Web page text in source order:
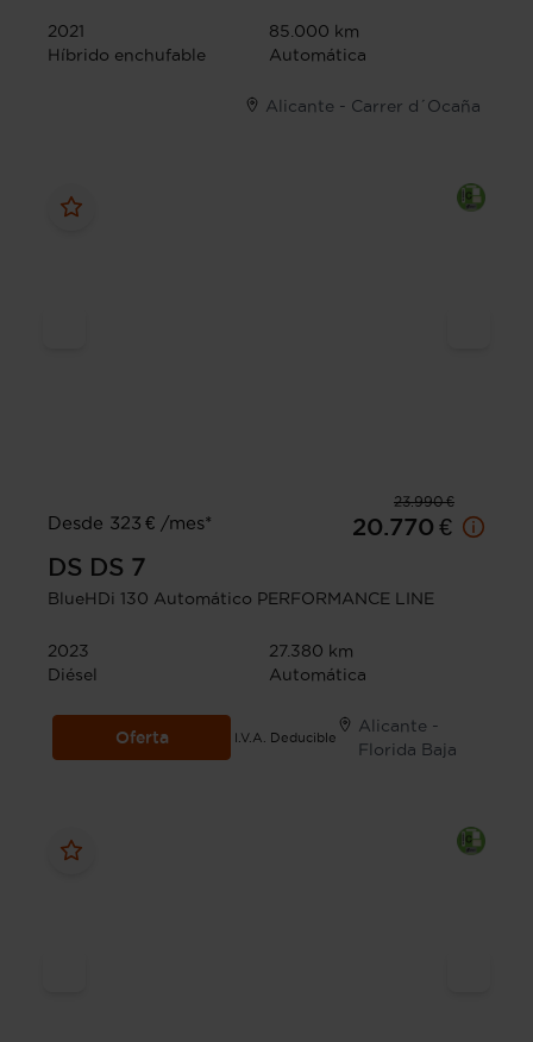
2021
85.000 km
Híbrido enchufable
Automática
Alicante - Carrer d´Ocaña
23.990 €
Desde 323 € /mes*
20.770 €
DS DS 7
BlueHDi 130 Automático PERFORMANCE LINE
2023
27.380 km
Diésel
Automática
Oferta I.V.A. Deducible
Alicante -
Florida Baja